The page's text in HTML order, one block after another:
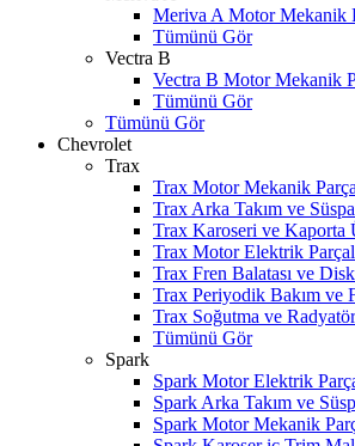
Meriva A Motor Mekanik
Tümünü Gör
Vectra B
Vectra B Motor Mekanik
Tümünü Gör
Tümünü Gör
Chevrolet
Trax
Trax Motor Mekanik
Trax Arka Takım ve
Trax Karoseri ve Kaporta
Trax Motor Elektrik
Trax Fren Balatası ve
Trax Periyodik Bakım ve
Trax Soğutma ve Radyatör
Tümünü Gör
Spark
Spark Motor Elektrik
Spark Arka Takım ve
Spark Motor Mekanik